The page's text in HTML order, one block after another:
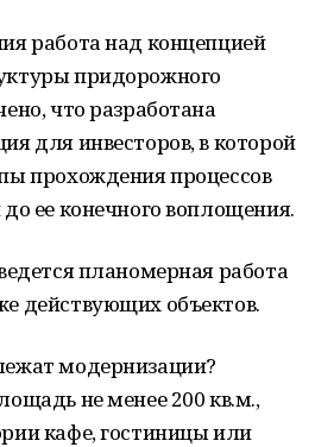
работа над концепцией
придорожного
что разработана
для инвесторов, в которой
прохождения процессов
ее конечного воплощения.
планомерная работа
действующих объектов.
модернизации?
не менее 200 кв.м.,
кафе, гостиницы или